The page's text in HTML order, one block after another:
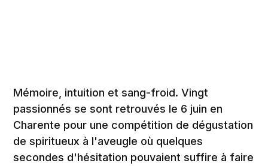
Mémoire, intuition et sang-froid. Vingt
passionnés se sont retrouvés le 6 juin en
Charente pour une compétition de dégustation
de spiritueux à l'aveugle où quelques
secondes d'hésitation pouvaient suffire à faire